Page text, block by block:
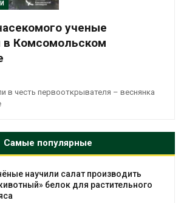
ученые
в Комсомольском
в честь первооткрывателя – веснянка
Самые популярные
научили салат производить
белок для растительного